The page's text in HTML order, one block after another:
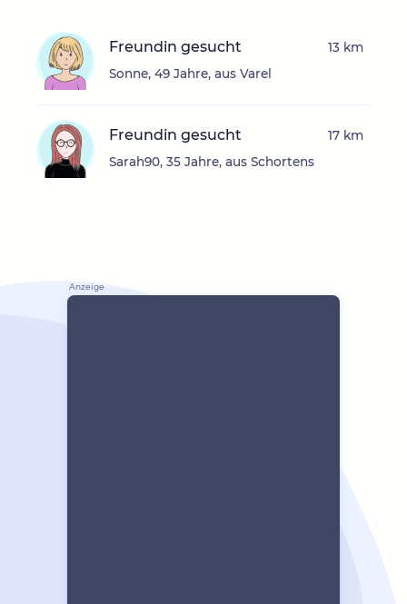
Freundin gesucht
Sonne, 49 Jahre, aus Varel
13 km
Freundin gesucht
Sarah90, 35 Jahre, aus Schortens
17 km